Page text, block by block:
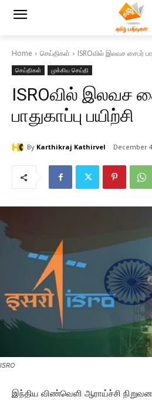
Home செய்திகள் ISROவில் இலவச சைபர்
செய்திகள் முக்கிய செய்தி
ISROவில் இலவச
பாதுகாப்பு பயிற்சி
By Karthikraj Kathirvel December
ISRO
இந்திய விண்வெளி ஆராய்ச்சி